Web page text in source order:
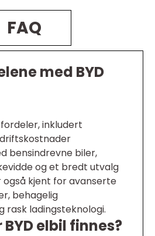
FAQ
med BYD
inkludert
bensindrevne biler,
og et bredt utvalg
også kjent for avanserte
behagelig
rask ladingsteknologi.
elbil finnes?